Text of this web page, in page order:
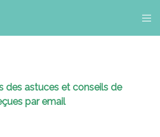
des astuces et conseils de
par email